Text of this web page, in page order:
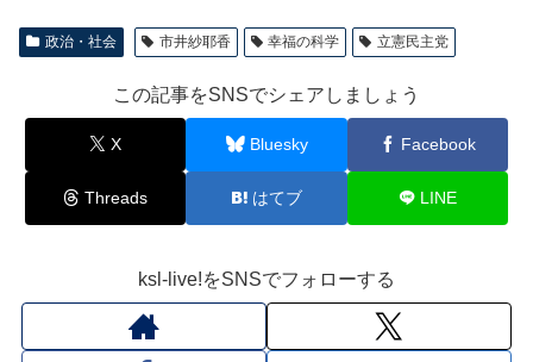
政治・社会 市井紗耶香 幸福の科学 立憲民主党
この記事をSNSでシェアしましょう
X Bluesky Facebook
Threads はてブ LINE
ksl-live!をSNSでフォローする